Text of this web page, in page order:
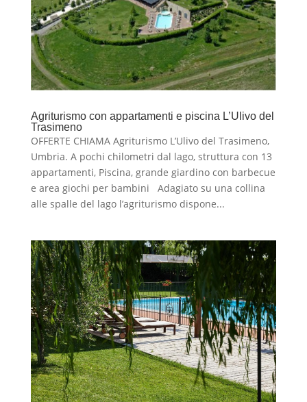
Agriturismo con appartamenti e piscina L’Ulivo del
Trasimeno
OFFERTE CHIAMA Agriturismo L’Ulivo del Trasimeno,
Umbria. A pochi chilometri dal lago, struttura con 13
appartamenti, Piscina, grande giardino con barbecue
e area giochi per bambini Adagiato su una collina
alle spalle del lago l’agriturismo dispone...